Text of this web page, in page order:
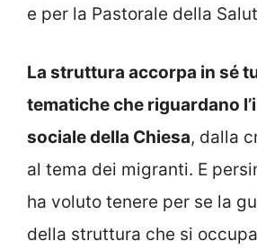
e per la Pastorale della
La struttura accorpa in sé
tematiche che riguardano
sociale della Chiesa, dalla
al tema dei migranti. E
ha voluto tenere per se la
della struttura che si